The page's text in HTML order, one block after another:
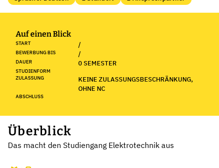
Auf einen Blick
START /
BEWERBUNG BIS /
DAUER 0 SEMESTER
STUDIENFORM
ZULASSUNG
KEINE ZULASSUNGSBESCHRÄNKUNG,
OHNE NC
ABSCHLUSS
Überblick
Das macht den Studiengang Elektrotechnik aus